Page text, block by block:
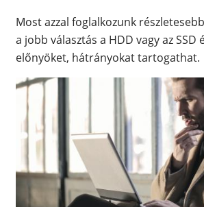
Most azzal foglalkozunk
a jobb választás a HDD vagy az SSD
előnyöket, hátrányokat tartogathat.